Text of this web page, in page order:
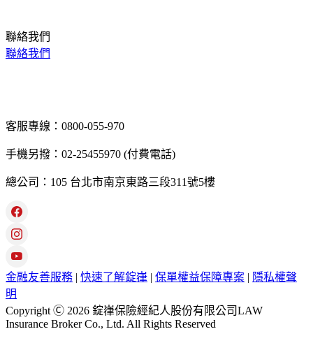
聯絡我們
聯絡我們
客服專線：0800-055-970
手機另撥：02-25455970 (付費電話)
總公司：105 台北市南京東路三段311號5樓
金融友善服務 | 快速了解錠嵂 | 保單權益保障專案 | 隱私權聲
明
Copyright Ⓒ 2026 錠嵂保險經紀人股份有限公司LAW
Insurance Broker Co., Ltd. All Rights Reserved